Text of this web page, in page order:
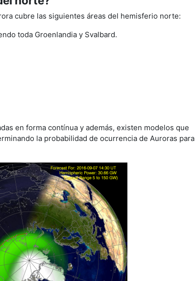
cubre las siguientes áreas del hemisferio norte:
toda Groenlandia y Svalbard.
en forma contínua y además, existen modelos que
la probabilidad de ocurrencia de Auroras para